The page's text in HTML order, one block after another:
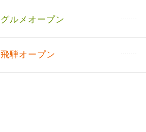
グルメオープン
飛騨オープン